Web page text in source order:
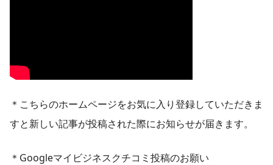
＊こちらのホームページをお気に入り登録していただきま
すと新しい記事が投稿された際にお知らせが届きます。
＊Googleマイビジネスクチコミ投稿のお願い